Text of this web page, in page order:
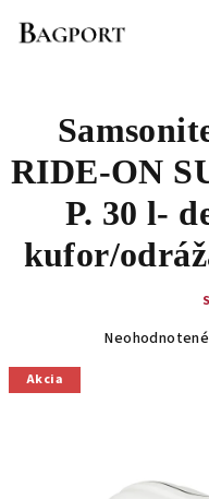
RIDE-ON
P. 30 l-
kufor/
produktu
Neohodnotené
Akcia